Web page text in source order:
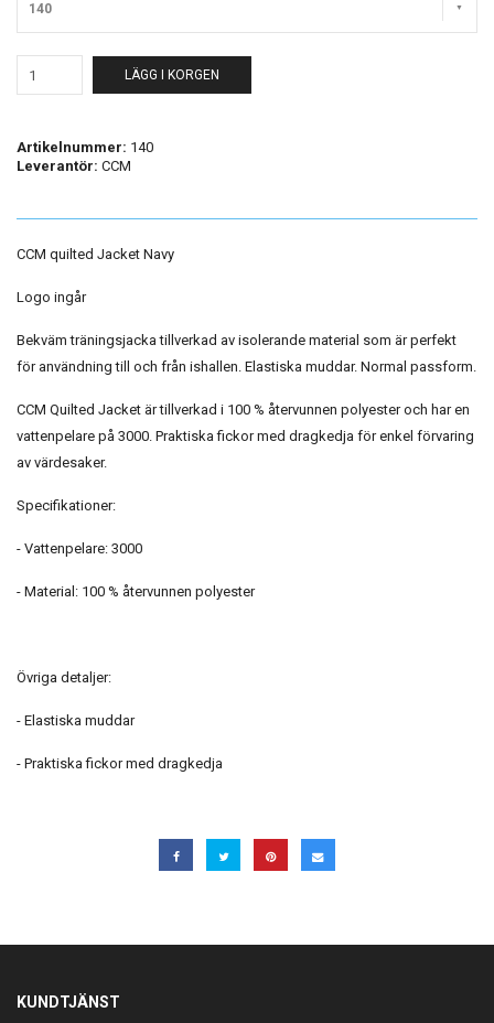
140
LÄGG I KORGEN
Artikelnummer: 140
Leverantör: CCM
CCM quilted Jacket Navy
Logo ingår
Bekväm träningsjacka tillverkad av isolerande material som är perfekt
för användning till och från ishallen. Elastiska muddar. Normal passform.
CCM Quilted Jacket är tillverkad i 100 % återvunnen polyester och har en
vattenpelare på 3000. Praktiska fickor med dragkedja för enkel förvaring
av värdesaker.
Specifikationer:
- Vattenpelare: 3000
- Material: 100 % återvunnen polyester
Övriga detaljer:
- Elastiska muddar
- Praktiska fickor med dragkedja
KUNDTJÄNST